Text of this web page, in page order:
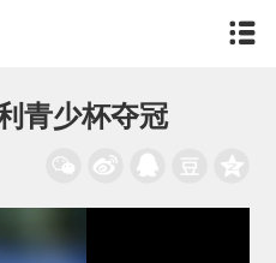
青少杯夺冠